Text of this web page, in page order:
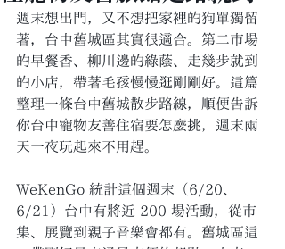
週末想出門，又不想把家裡的狗單獨留
著，台中舊城區其實很適合。第二市場
的早餐香、柳川邊的綠蔭、走幾步就到
的小店，帶著毛孩慢慢逛剛剛好。這篇
整理一條台中舊城散步路線，順便告訴
你台中寵物友善住宿要怎麼挑，週末兩
天一夜玩起來不用趕。
WeKenGo 統計這個週末（6/20、
6/21）台中有將近 200 場活動，從市
集、展覽到親子音樂會都有。舊城區這